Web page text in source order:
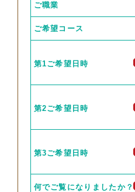
ご職業
ご希望コース
第1ご希望日時
第2ご希望日時
第3ご希望日時
何でご覧になりましたか？